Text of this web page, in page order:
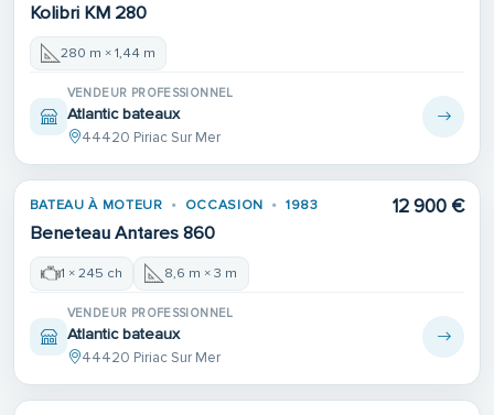
Kolibri KM 280
280 m × 1,44 m
VENDEUR PROFESSIONNEL
Atlantic bateaux
44420 Piriac Sur Mer
BATEAU À MOTEUR OCCASION 1983
Beneteau Antares 860
12 900 €
1 × 245 ch 8,6 m × 3 m
VENDEUR PROFESSIONNEL
Atlantic bateaux
44420 Piriac Sur Mer